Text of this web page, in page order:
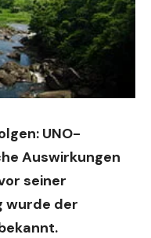
UNO-
Auswirkungen
seiner
wurde der